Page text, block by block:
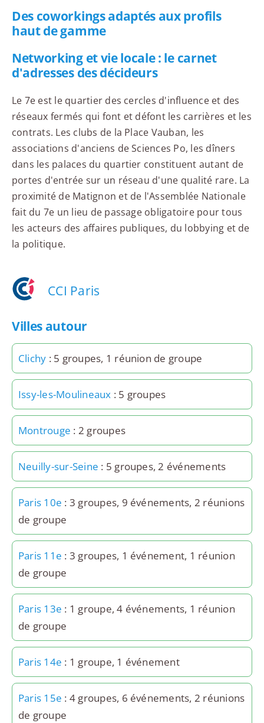
Des coworkings adaptés aux profils
haut de gamme
Networking et vie locale : le carnet
d'adresses des décideurs
Le 7e est le quartier des cercles d'influence et des
réseaux fermés qui font et défont les carrières et les
contrats. Les clubs de la Place Vauban, les
associations d'anciens de Sciences Po, les dîners
dans les palaces du quartier constituent autant de
portes d'entrée sur un réseau d'une qualité rare. La
proximité de Matignon et de l'Assemblée Nationale
fait du 7e un lieu de passage obligatoire pour tous
les acteurs des affaires publiques, du lobbying et de
la politique.
CCI Paris
Villes autour
Clichy : 5 groupes, 1 réunion de groupe
Issy-les-Moulineaux : 5 groupes
Montrouge : 2 groupes
Neuilly-sur-Seine : 5 groupes, 2 événements
Paris 10e : 3 groupes, 9 événements, 2 réunions
de groupe
Paris 11e : 3 groupes, 1 événement, 1 réunion
de groupe
Paris 13e : 1 groupe, 4 événements, 1 réunion
de groupe
Paris 14e : 1 groupe, 1 événement
Paris 15e : 4 groupes, 6 événements, 2 réunions
de groupe